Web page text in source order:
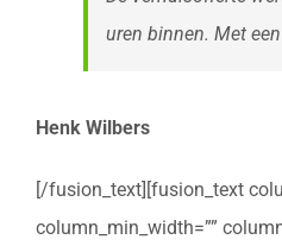
uren binnen. Met
Henk Wilbers
[/fusion_text][fusion_text
column_min_width=””